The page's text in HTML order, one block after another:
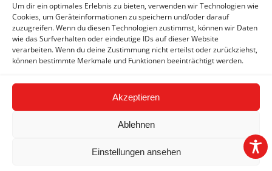
Um dir ein optimales Erlebnis zu bieten, verwenden wir Technologien wie
Cookies, um Geräteinformationen zu speichern und/oder darauf
zuzugreifen. Wenn du diesen Technologien zustimmst, können wir Daten
wie das Surfverhalten oder eindeutige IDs auf dieser Website
verarbeiten. Wenn du deine Zustimmung nicht erteilst oder zurückziehst,
können bestimmte Merkmale und Funktionen beeinträchtigt werden.
Akzeptieren
Ablehnen
Einstellungen ansehen
Pasteurella multocida Toxinbildner - PCR
Rhodococcus equi - PCR
Treponema paraluiscuniculi - PCR